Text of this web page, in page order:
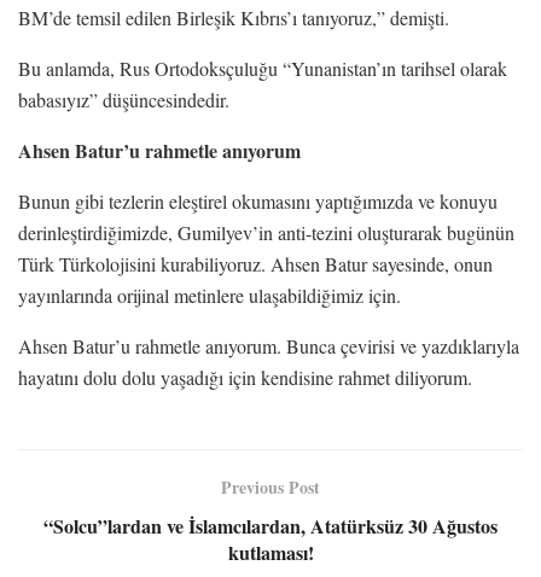
BM’de temsil edilen Birleşik Kıbrıs’ı tanıyoruz,” demişti.
Bu anlamda, Rus Ortodoksçuluğu “Yunanistan’ın tarihsel olarak
babasıyız” düşüncesindedir.
Ahsen Batur’u rahmetle anıyorum
Bunun gibi tezlerin eleştirel okumasını yaptığımızda ve konuyu
derinleştirdiğimizde, Gumilyev’in anti-tezini oluşturarak bugünün
Türk Türkolojisini kurabiliyoruz. Ahsen Batur sayesinde, onun
yayınlarında orijinal metinlere ulaşabildiğimiz için.
Ahsen Batur’u rahmetle anıyorum. Bunca çevirisi ve yazdıklarıyla
hayatını dolu dolu yaşadığı için kendisine rahmet diliyorum.
Previous Post
“Solcu”lardan ve İslamcılardan, Atatürksüz 30 Ağustos
kutlaması!